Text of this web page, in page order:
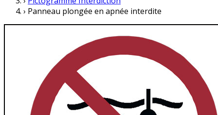
› Panneau plongée en apnée interdite